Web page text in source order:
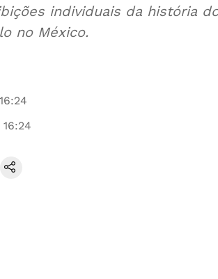
individuais da história
no México.